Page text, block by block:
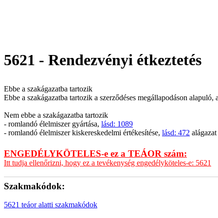
5621 - Rendezvényi étkeztetés
Ebbe a szakágazatba tartozik
Ebbe a szakágazatba tartozik a szerződéses megállapodáson
Nem ebbe a szakágazatba tartozik
- romlandó élelmiszer gyártása, lásd: 1089
- romlandó élelmiszer kiskereskedelmi értékesítése, lásd: 472 alágazat
ENGEDÉLYKÖTELES-e ez a TEÁOR szám:
Itt tudja ellenőrizni, hogy ez a tevékenység engedélyköteles-e: 5621
Szakmakódok:
5621 teáor alatti szakmakódok